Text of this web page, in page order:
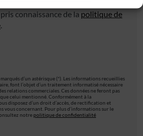
connaissance de la politique de
.
d’un astérisque (*). Les informations recueillies
font l’objet d’un traitement informatisé nécessaire
relations commerciales. Ces données ne feront pas
celui mentionné. Conformément à la
disposez d’un droit d’accès, de rectification et
vous concernant. Pour plus d’informations sur le
notre politique de confidentialité